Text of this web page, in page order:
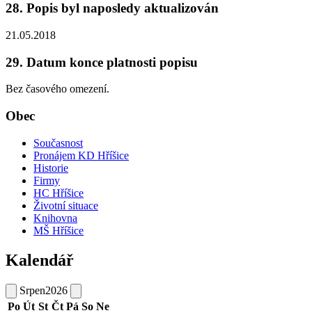
28. Popis byl naposledy aktualizován
21.05.2018
29. Datum konce platnosti popisu
Bez časového omezení.
Obec
Současnost
Pronájem KD Hříšice
Historie
Firmy
HC Hříšice
Životní situace
Knihovna
MŠ Hříšice
Kalendář
Srpen2026
Po Út St Čt Pá So Ne